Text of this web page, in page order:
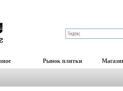
Рынок плитки